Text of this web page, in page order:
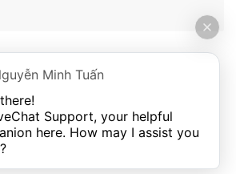
Minh Tuấn
Support, your helpful
here. How may I assist you